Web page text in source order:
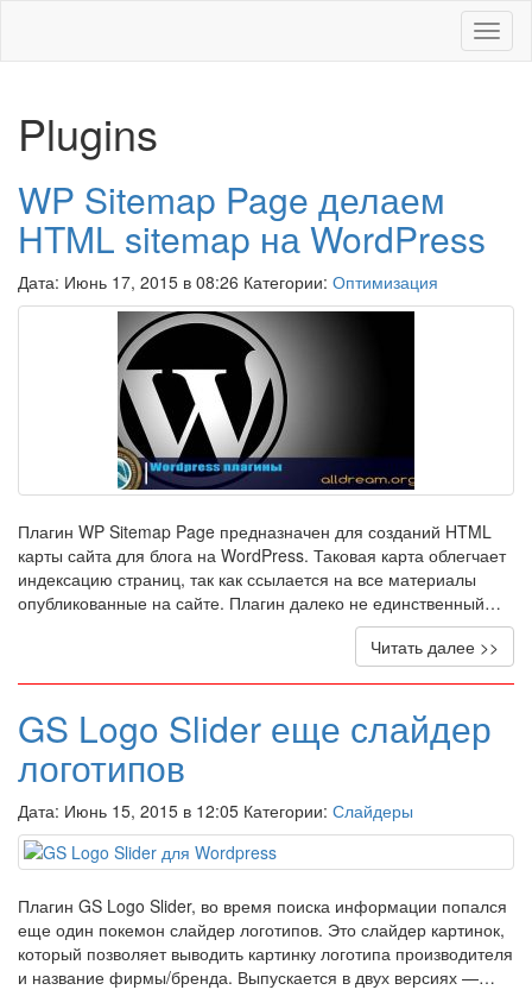
Меню
Plugins
WP Sitemap Page делаем
HTML sitemap на WordPress
Дата: Июнь 17, 2015 в 08:26 Категории: Оптимизация
Плагин WP Sitemap Page предназначен для созданий HTML
карты сайта для блога на WordPress. Таковая карта облегчает
индексацию страниц, так как ссылается на все материалы
опубликованные на сайте. Плагин далеко не единственный…
Читать далее >>
GS Logo Slider еще слайдер
логотипов
Дата: Июнь 15, 2015 в 12:05 Категории: Слайдеры
Плагин GS Logo Slider, во время поиска информации попался
еще один покемон слайдер логотипов. Это слайдер картинок,
который позволяет выводить картинку логотипа производителя
и название фирмы/бренда. Выпускается в двух версиях —…